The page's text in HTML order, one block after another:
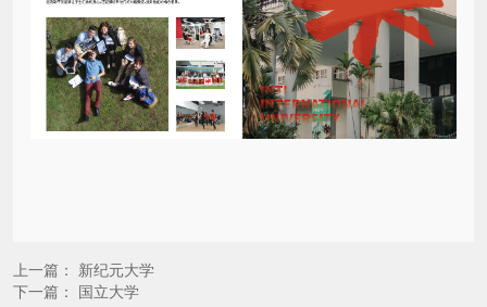
上一篇： 新纪元大学
下一篇：
国立大学